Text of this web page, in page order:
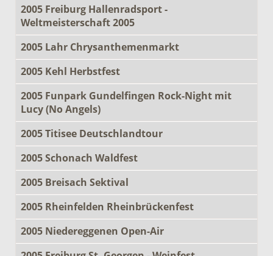
2005 Freiburg Hallenradsport -
Weltmeisterschaft 2005
2005 Lahr Chrysanthemenmarkt
2005 Kehl Herbstfest
2005 Funpark Gundelfingen Rock-Night mit
Lucy (No Angels)
2005 Titisee Deutschlandtour
2005 Schonach Waldfest
2005 Breisach Sektival
2005 Rheinfelden Rheinbrückenfest
2005 Niedereggenen Open-Air